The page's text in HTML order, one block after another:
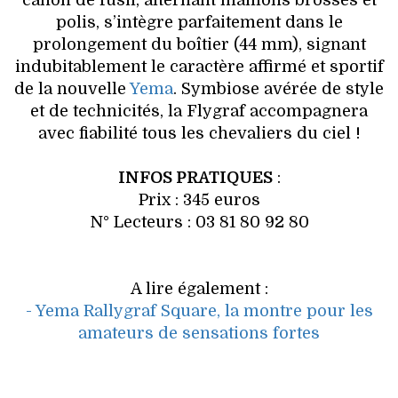
polis, s’intègre parfaitement dans le
prolongement du boîtier (44 mm), signant
indubitablement le caractère affirmé et sportif
de la nouvelleYema. Symbiose avérée de style
et de technicités, la Flygraf accompagnera
avec fiabilité tous les chevaliers du ciel !
INFOS PRATIQUES:
Prix : 345 euros
N° Lecteurs : 03 81 80 92 80
A lire également :
- Yema Rallygraf Square, la montre pour les
amateurs de sensations fortes